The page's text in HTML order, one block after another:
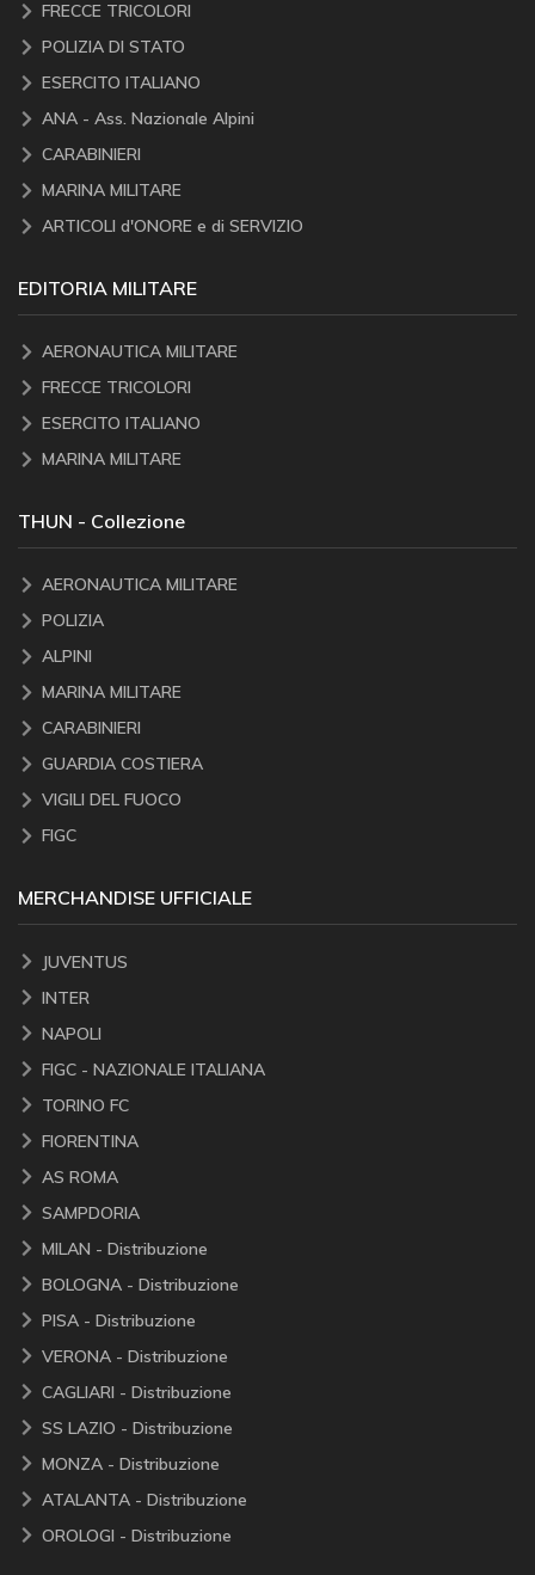
FRECCE TRICOLORI
POLIZIA DI STATO
ESERCITO ITALIANO
ANA - Ass. Nazionale Alpini
CARABINIERI
MARINA MILITARE
ARTICOLI d'ONORE e di SERVIZIO
EDITORIA MILITARE
AERONAUTICA MILITARE
FRECCE TRICOLORI
ESERCITO ITALIANO
MARINA MILITARE
THUN - Collezione
AERONAUTICA MILITARE
POLIZIA
ALPINI
MARINA MILITARE
CARABINIERI
GUARDIA COSTIERA
VIGILI DEL FUOCO
FIGC
MERCHANDISE UFFICIALE
JUVENTUS
INTER
NAPOLI
FIGC - NAZIONALE ITALIANA
TORINO FC
FIORENTINA
AS ROMA
SAMPDORIA
MILAN - Distribuzione
BOLOGNA - Distribuzione
PISA - Distribuzione
VERONA - Distribuzione
CAGLIARI - Distribuzione
SS LAZIO - Distribuzione
MONZA - Distribuzione
ATALANTA - Distribuzione
OROLOGI - Distribuzione